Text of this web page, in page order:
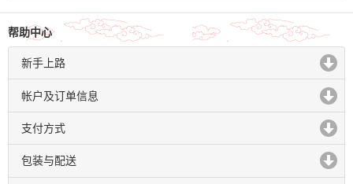
帮助中心
新手上路
click to expand contents
帐户及订单信息
click to expand contents
支付方式
click to expand contents
包装与配送
click to expand contents